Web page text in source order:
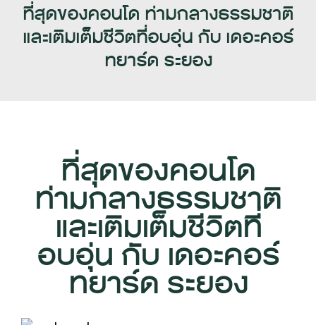
ที่สุดของคอนโด ท่ามกลางธรรมชาติ
และเติมเต็มชีวิตที่อบอุ่น กับ เดอะคอร์
ทยาร์ด ระยอง
ที่สุดของคอนโด
ท่ามกลางธรรมชาติ
และเติมเต็มชีวิตที่
อบอุ่น กับ เดอะคอร์
ทยาร์ด ระยอง